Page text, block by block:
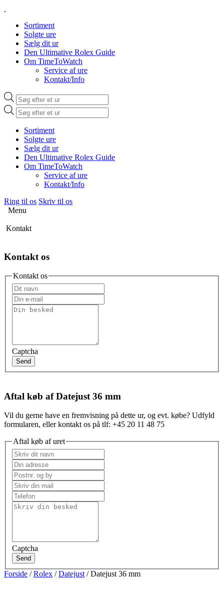
Sortiment
Solgte ure
Sælg dit ur
Den Ultimative Rolex Guide
Om TimeToWatch
Service af ure
Kontakt/Info
Products
search
Products
search
Sortiment
Solgte ure
Sælg dit ur
Den Ultimative Rolex Guide
Om TimeToWatch
Service af ure
Kontakt/Info
Ring til os Skriv til os
Menu
Kontakt
Kontakt os
Kontakt os
Captcha
Send
Aftal køb af Datejust 36 mm
Vil du gerne have en fremvisning på dette ur, og evt. købe? Udfyld
formularen, eller kontakt os på tlf: +45 20 11 48 75
Aftal køb af uret
Captcha
Send
Forside /Rolex /Datejust / Datejust 36 mm